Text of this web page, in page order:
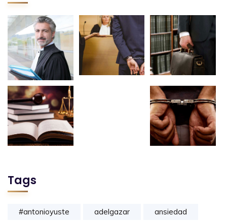
Tags
#antonioyuste adelgazar ansiedad